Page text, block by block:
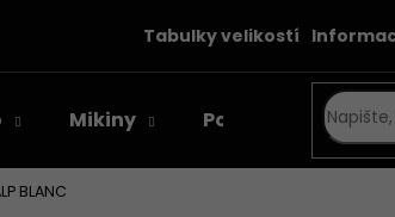
Tabulky velikostí
Mikiny Poukazy
BLANC
Co potřebujete najít?